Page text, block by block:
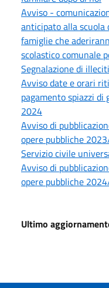
Avviso -
anticipato alla scuola
famiglie che
scolastico comunale
Segnalazione di illeciti
Avviso date e orari
pagamento spiazzi
2024
Avviso di
opere pubbliche
Servizio civile
Avviso di
opere pubbliche
Ultimo